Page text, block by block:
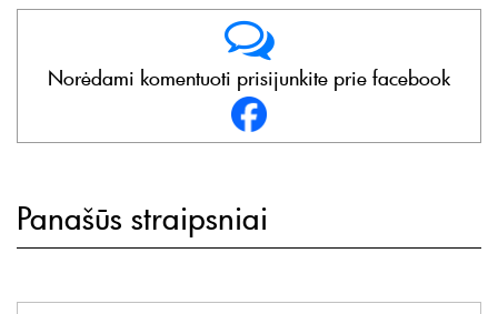
Norėdami komentuoti prisijunkite prie facebook
Panašūs straipsniai